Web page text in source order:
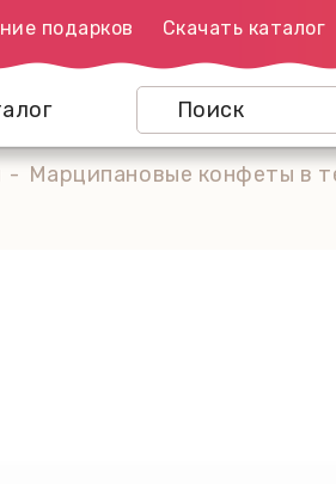
подарков Скачать каталог
Марципановые конфеты в